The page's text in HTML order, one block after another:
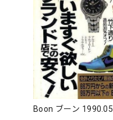
Boon ブーン 1990.05